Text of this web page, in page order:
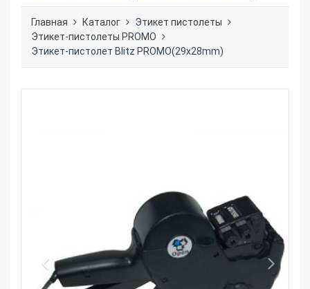
Главная Каталог
Этикет пистолеты
Этикет-пистолеты PROMO
Этикет-пистолет Blitz PROMO(29х28mm)